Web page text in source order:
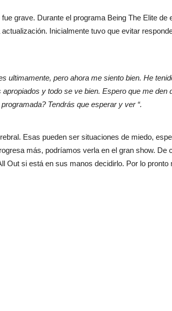
grave. Durante el programa Being The Elite de
Inicialmente tuvo que evitar
ultimamente, pero ahora me siento bien. He
y todo se ve bien. Espero que me den
Tendrás que esperar y ver “.
Esas pueden ser situaciones de miedo,
más, podríamos verla en el gran show. De
Out si está en sus manos decidirlo. Por lo